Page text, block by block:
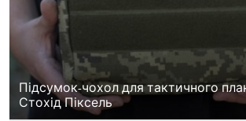
Підсумок-чохол для тактичного
Стохід Піксель